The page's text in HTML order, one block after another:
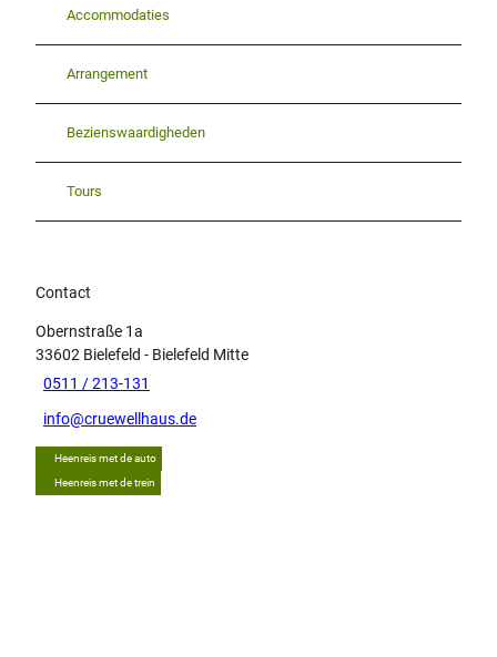
Accommodaties
Arrangement
Bezienswaardigheden
Tours
Contact
Obernstraße 1a
33602 Bielefeld - Bielefeld Mitte
0511 / 213-131
info@cruewellhaus.de
Heenreis met de auto
Heenreis met de trein